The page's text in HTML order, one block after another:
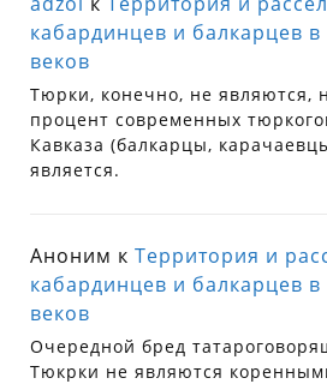
кабардинцев и балкарцев
веков
Тюрки, конечно, не являются,
процент современных
Кавказа (балкарцы,
является.
Аноним кТерритория и
кабардинцев и балкарцев
веков
Очередной бред
Тюкрки не являются